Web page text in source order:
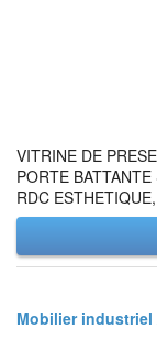
VITRINE DE
PORTE
RDC
Mobilier